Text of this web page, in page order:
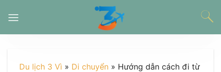
đến
Du lịch 3 Vì » Di chuyển » Hướng dẫn cách đi từ